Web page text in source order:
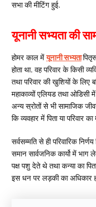
सभा की मीटिंग हुई.
यूनानी सभ्यता की
होमर काल मेंयूनानी सभ्यता
होता था. वह परिवार के किसी
तथा परिवार की खुशियों के लिए
महाकाव्यों एलियड तथा
अन्य स्रोतों से भी सामाजिक
कि व्यवहार में पिता या परिवार
सर्वसम्मति से ही परिवारिक
समान सार्वजनिक कार्यो में भाग
पक्ष पशु देते थे तथा कन्या का
इस धन पर लड़की का अधिकार